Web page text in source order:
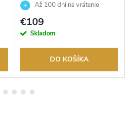
Až 100 dní na vrátenie
tovaru. Autorizovaný predajca.
€109
Skladom
DO KOŠÍKA